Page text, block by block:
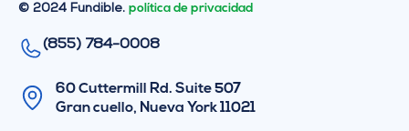
© 2024 Fundible. política de privacidad
(855) 784-0008
60 Cuttermill Rd. Suite 507
Gran cuello, Nueva York 11021